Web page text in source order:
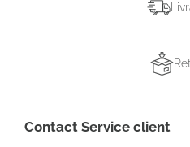
Contact Service client